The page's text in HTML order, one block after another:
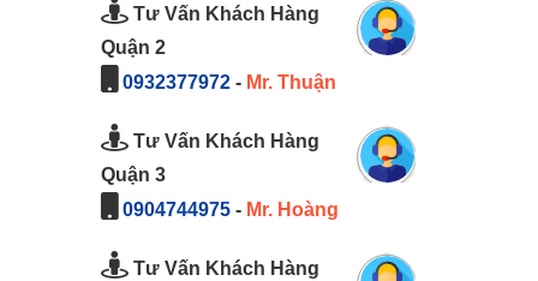
Tư Vấn Khách Hàng
Quận 2
0932377972- Mr. Thuận
Tư Vấn Khách Hàng
Quận 3
0904744975- Mr. Hoàng
Tư Vấn Khách Hàng